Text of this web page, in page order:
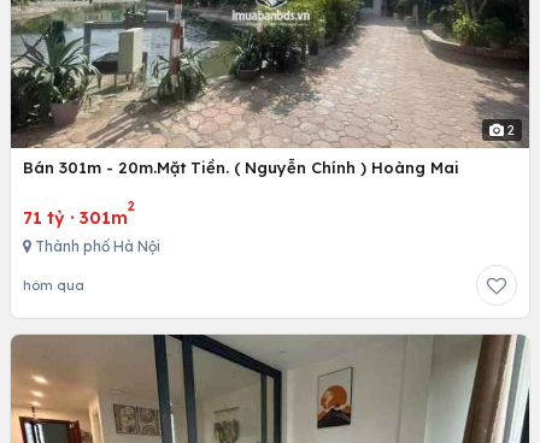
2
Bán 301m - 20m.Mặt Tiền. ( Nguyễn Chính ) Hoàng Mai
71 tỷ · 301m
2
Thành phố Hà Nội
hôm qua